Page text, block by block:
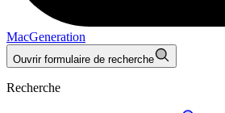
MacGeneration
Ouvrir formulaire de recherche
Recherche